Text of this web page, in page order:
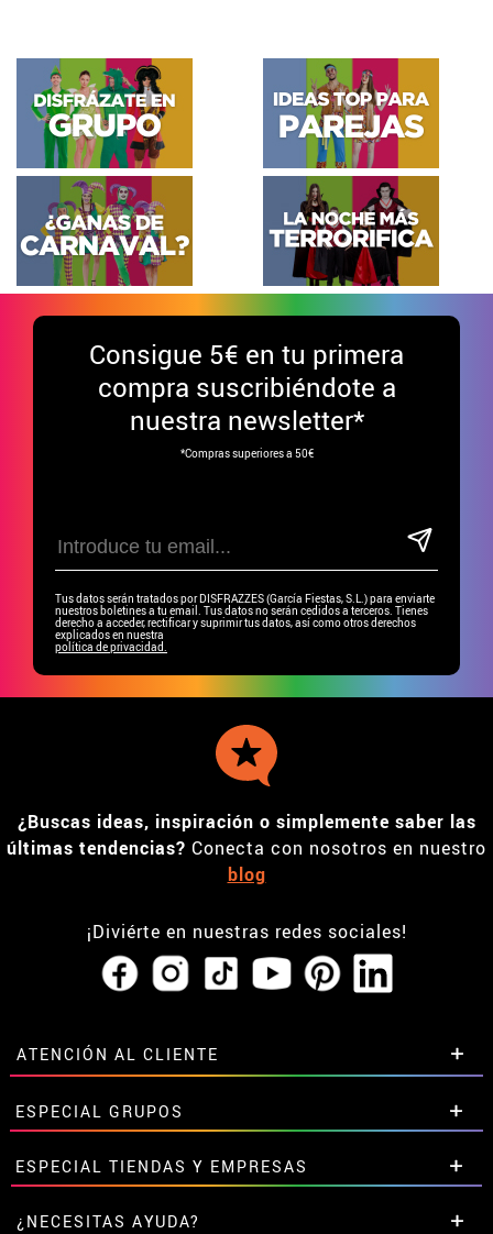
Consigue 5€ en tu primera
compra suscribiéndote a
nuestra newsletter*
*Compras superiores a 50€
Tus datos serán tratados por DISFRAZZES (García Fiestas, S.L.) para enviarte
nuestros boletines a tu email. Tus datos no serán cedidos a terceros. Tienes
derecho a acceder, rectificar y suprimir tus datos, así como otros derechos
explicados en nuestra
política de privacidad.
¿Buscas ideas, inspiración o simplemente saber las
últimas tendencias? Conecta con nosotros en nuestro
blog
¡Diviérte en nuestras redes sociales!
ATENCIÓN AL CLIENTE
• Horario tienda IBI
•Descuento estudiantes
• Sobre nosotros
• Condiciones de venta
• Aviso legal yPrivacidad
ESPECIAL GRUPOS
Descuentos especiales para grupos.
Contáctanos aquí
ESPECIAL TIENDAS Y EMPRESAS
Descuentos exclusivos para tiendas y empresas.
¿NECESITAS AYUDA?